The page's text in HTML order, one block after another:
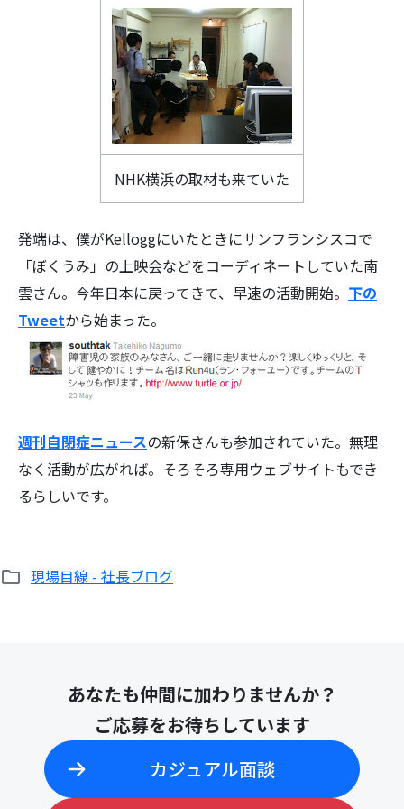
NHK横浜の取材も来ていた
発端は、僕がKelloggにいたときにサンフランシスコで
「ぼくうみ」の上映会などをコーディネートしていた南
雲さん。今年日本に戻ってきて、早速の活動開始。 下の
Tweetから始まった。
週刊自閉症ニュースの新保さんも参加されていた。無理
なく活動が広がれば。そろそろ専用ウェブサイトもでき
るらしいです。
現場目線 - 社長ブログ
あなたも仲間に加わりませんか？
ご応募をお待ちしています
カジュアル面談